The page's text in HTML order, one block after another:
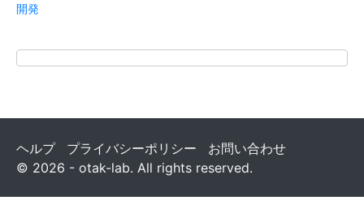
開発
ヘルプ プライバシーポリシー
お問い合わせ
© 2026 - otak-lab. All rights reserved.